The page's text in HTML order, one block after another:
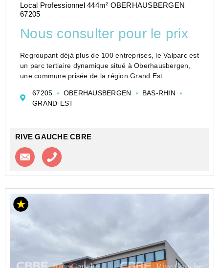
Local Professionnel 444m² OBERHAUSBERGEN
67205
Nous consulter pour le prix
Regroupant déjà plus de 100 entreprises, le Valparc est
un parc tertiaire dynamique situé à Oberhausbergen,
une commune prisée de la région Grand Est.
parc se distingue par son accessibilité exception...
67205 OBERHAUSBERGEN
BAS-RHIN
GRAND-EST
RIVE GAUCHE CBRE
Contacter l'agence